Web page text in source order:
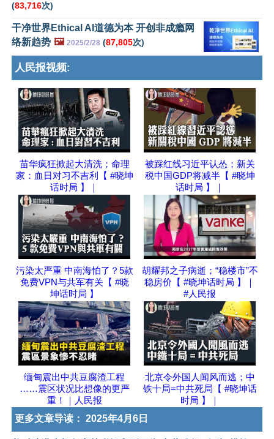
(83,716次)
干净世界Ethical AI道德为本 开创非成瘾网
络新趋势 🖼️ 2025/2/28 (87,805次)
人民报视频:
苗华疯狂掀起大清洗；命理
家：血日对习不吉利【 #晓坤
话时局 】｜
被踩红线习近平认怂；新关
税中国GDP将减半【 #晓坤
话时局 】｜
污染太严重 中南海怕了？5款
免费VPN与共军有关【 #晓
坤话时局 】
胡耀邦之子病逝；“稳楼市”不
稳房价【 #晓坤话时局 】｜
#人民报
缅甸震出中共豆腐渣工程
……震区状况比想像的更严
重！｜人民报
北京令外国人闻风而逃；中
铁十局=中共死局【 #晓坤话
时局 】｜
更多文章导读： 2025年4月6日